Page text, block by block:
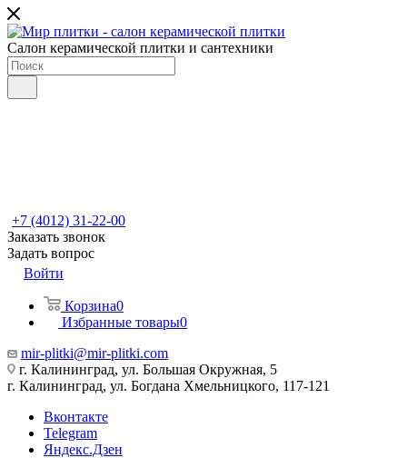
Салон керамической плитки и сантехники
+7 (4012) 31-22-00
Заказать звонок
Задать вопрос
Войти
Корзина0
Избранные товары0
mir-plitki@mir-plitki.com
г. Калининград, ул. Большая Окружная, 5
г. Калининград, ул. Богдана Хмельницкого, 117-121
Вконтакте
Telegram
Яндекс.Дзен